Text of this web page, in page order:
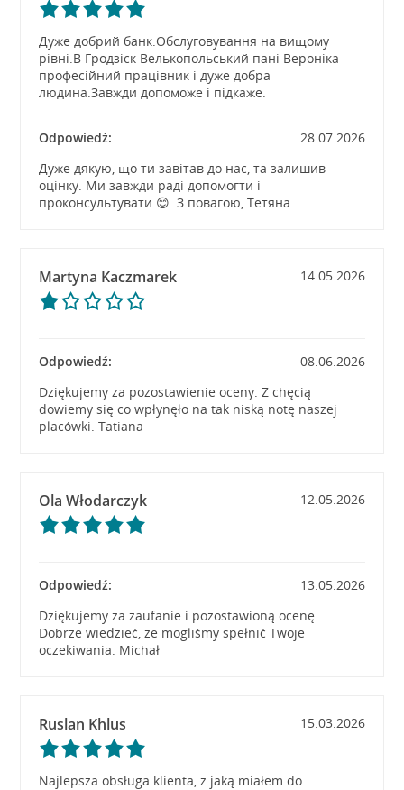
Дуже добрий банк.Обслуговування на вищому
рівні.В Гродзіск Велькопольський пані Вероніка
професійний працівник і дуже добра
людина.Завжди допоможе і підкаже.
Odpowiedź:
28.07.2026
Дуже дякую, що ти завітав до нас, та залишив
оцінку. Ми завжди раді допомогти і
проконсультувати 😊. З повагою, Тетяна
Martyna Kaczmarek 14.05.2026
Odpowiedź:
08.06.2026
Dziękujemy za pozostawienie oceny. Z chęcią
dowiemy się co wpłynęło na tak niską notę naszej
placówki. Tatiana
Ola Włodarczyk 12.05.2026
Odpowiedź:
13.05.2026
Dziękujemy za zaufanie i pozostawioną ocenę.
Dobrze wiedzieć, że mogliśmy spełnić Twoje
oczekiwania. Michał
Ruslan Khlus 15.03.2026
Najlepsza obsługa klienta, z jaką miałem do